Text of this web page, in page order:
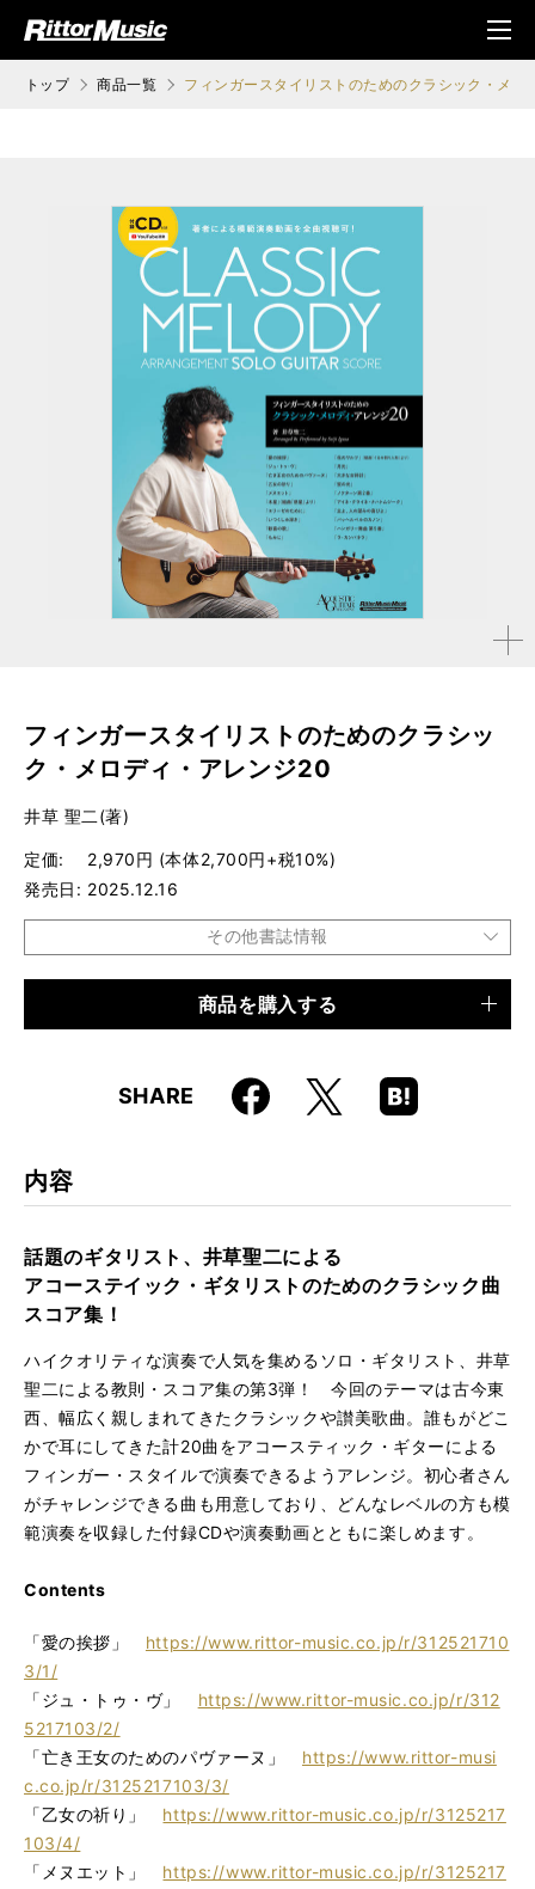
ジック (Rittor Musi
メニ
ュ
トップ 商品一覧 フィンガースタイリストのためのクラシック・メロ
拡大す
フィンガースタイリストのためのクラシッ
ク・メロディ・アレンジ20
井草 聖二(著)
定価
2,970円 (本体2,700円+税10%)
発売日
2025.12.16
その他書誌情報
9784845643646
商品を購入する
SHARE Faceboo
k
X
Hatena
Boo
内容
話題のギタリスト、井草聖二による
アコーステイック・ギタリストのためのクラシック曲
スコア集！
ハイクオリティな演奏で人気を集めるソロ・ギタリスト、井草
聖二による教則・スコア集の第3弾！ 今回のテーマは古今東
西、幅広く親しまれてきたクラシックや讃美歌曲。誰もがどこ
かで耳にしてきた計20曲をアコースティック・ギターによる
フィンガー・スタイルで演奏できるようアレンジ。初心者さん
がチャレンジできる曲も用意しており、どんなレベルの方も模
範演奏を収録した付録CDや演奏動画とともに楽しめます。
Contents
「愛の挨拶」 https://www.rittor-music.co.jp/r/312521710
3/1/
「ジュ・トゥ・ヴ」 https://www.rittor-music.co.jp/r/312
5217103/2/
「亡き王女のためのパヴァーヌ」 https://www.rittor-musi
c.co.jp/r/3125217103/3/
「乙女の祈り」 https://www.rittor-music.co.jp/r/3125217
103/4/
「メヌエット」 https://www.rittor-music.co.jp/r/3125217